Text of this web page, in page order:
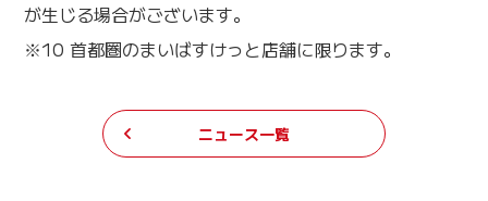
が生じる場合がございます。
※10 首都圏のまいばすけっと店舗に限ります。
ニュース一覧